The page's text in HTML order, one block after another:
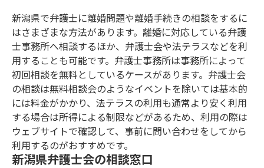
新潟県で弁護士に離婚問題や離婚手続きの相談をするに
はさまざまな方法があります。離婚に対応している弁護
士事務所へ相談するほか、弁護士会や法テラスなどを利
用することも可能です。弁護士事務所は事務所によって
初回相談を無料としているケースがあります。弁護士会
の相談は無料相談会のようなイベントを除いては基本的
には料金がかかり、法テラスの利用も通常より安く利用
する場合は所得による制限などがあるため、利用の際は
ウェブサイトで確認して、事前に問い合わせをしてから
利用するのがおすすめです。
新潟県弁護士会の相談窓口